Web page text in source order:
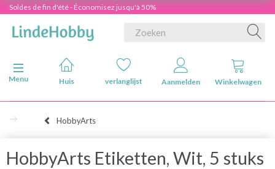
Soldes de fin d'été - Économisez jusqu'à 50%
Navigatie in-/uitschakelen
Menu
Huis verlanglijst Aanmelden Winkelwagen
HobbyArts
HobbyArts Etiketten, Wit, 5 stuks